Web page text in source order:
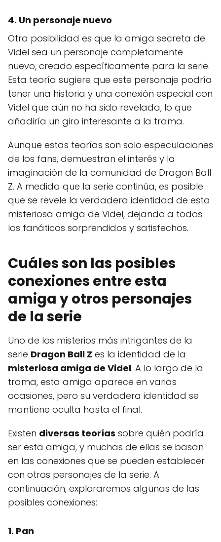
4. Un personaje nuevo
Otra posibilidad es que la amiga secreta de
Videl sea un personaje completamente
nuevo, creado específicamente para la serie.
Esta teoría sugiere que este personaje podría
tener una historia y una conexión especial con
Videl que aún no ha sido revelada, lo que
añadiría un giro interesante a la trama.
Aunque estas teorías son solo especulaciones
de los fans, demuestran el interés y la
imaginación de la comunidad de Dragon Ball
Z. A medida que la serie continúa, es posible
que se revele la verdadera identidad de esta
misteriosa amiga de Videl, dejando a todos
los fanáticos sorprendidos y satisfechos.
Cuáles son las posibles
conexiones entre esta
amiga y otros personajes
de la serie
Uno de los misterios más intrigantes de la
serie Dragon Ball Z es la identidad de la
misteriosa amiga de Videl. A lo largo de la
trama, esta amiga aparece en varias
ocasiones, pero su verdadera identidad se
mantiene oculta hasta el final.
Existen diversas teorías sobre quién podría
ser esta amiga, y muchas de ellas se basan
en las conexiones que se pueden establecer
con otros personajes de la serie. A
continuación, exploraremos algunas de las
posibles conexiones:
1. Pan